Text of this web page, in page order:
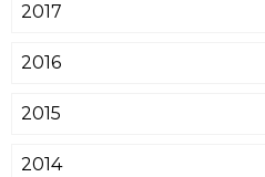
2017
2016
2015
2014